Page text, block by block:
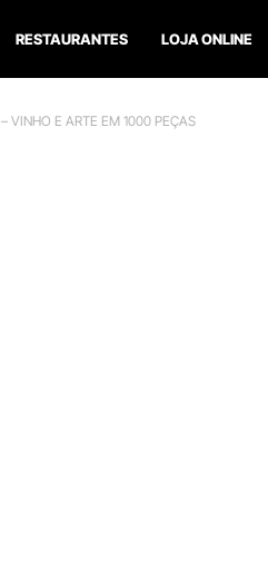
RESTAURANTES LOJA ONLINE
VINHO E ARTE EM 1000 PEÇAS